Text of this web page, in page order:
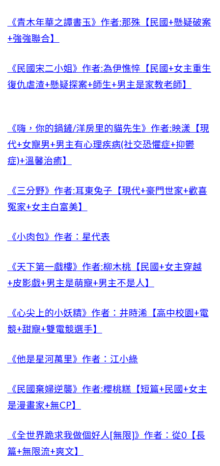
《青木年華之譚書玉》作者:那殊【民國+懸疑破案
+強強聯合】
《民國宋二小姐》作者:為伊憔悴【民國+女主重生
復仇虐渣+懸疑探案+師生+男主是家教老師】
《嗨，你的鍋鏟/洋房里的貓先生》作者:映漾【現
代+女寵男+男主有心理疾病(社交恐懼症+抑鬱
症)+溫馨治癒】
《三分野》作者:耳東兔子【現代+豪門世家+歡喜
冤家+女主白富美】
《小肉包》作者：星代表
《天下第一戲樓》作者:柳木桃【民國+女主穿越
+皮影戲+男主是萌寵+男主不是人】
《心尖上的小妖精》作者：井時浠【高中校園+電
競+甜寵+雙電競選手】
《他是星河萬里》作者：江小綠
《民國棄婦逆襲》作者:櫻桃糕【短篇+民國+女主
是漫畫家+無CP】
《全世界跪求我做個好人[無限]》作者：從0【長
篇+無限流+爽文】